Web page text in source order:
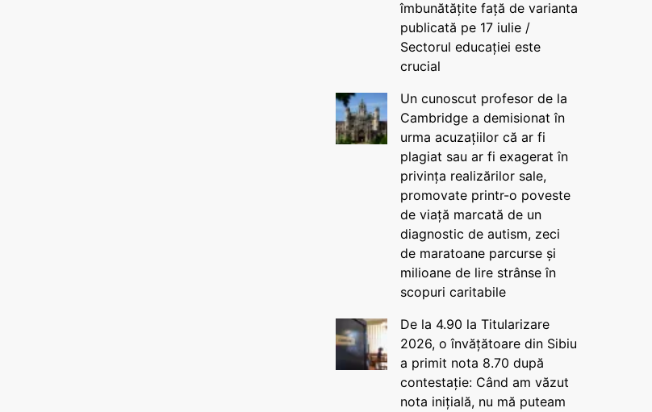
îmbunătățite față de varianta
publicată pe 17 iulie /
Sectorul educației este
crucial
Un cunoscut profesor de la
Cambridge a demisionat în
urma acuzațiilor că ar fi
plagiat sau ar fi exagerat în
privința realizărilor sale,
promovate printr-o poveste
de viață marcată de un
diagnostic de autism, zeci
de maratoane parcurse și
milioane de lire strânse în
scopuri caritabile
De la 4.90 la Titularizare
2026, o învățătoare din Sibiu
a primit nota 8.70 după
contestație: Când am văzut
nota inițială, nu mă puteam